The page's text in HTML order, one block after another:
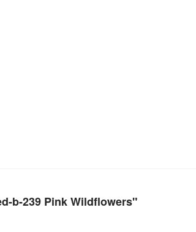
b-239 Pink Wildflowers"